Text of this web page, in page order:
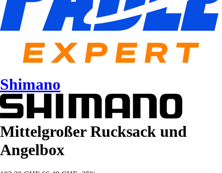
Shimano
Mittelgroßer Rucksack und
Angelbox